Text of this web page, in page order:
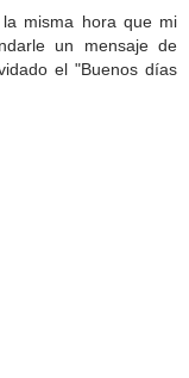
misma hora que mi
un mensaje de
el "Buenos días